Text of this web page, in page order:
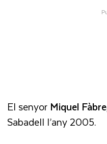
El senyor Miquel
Sabadell l’any 2005.